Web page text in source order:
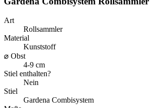
Art
Rollsammler
Material
Kunststoff
⌀ Obst
4-9 cm
Stiel enthalten?
Nein
Stiel
Gardena Combisystem